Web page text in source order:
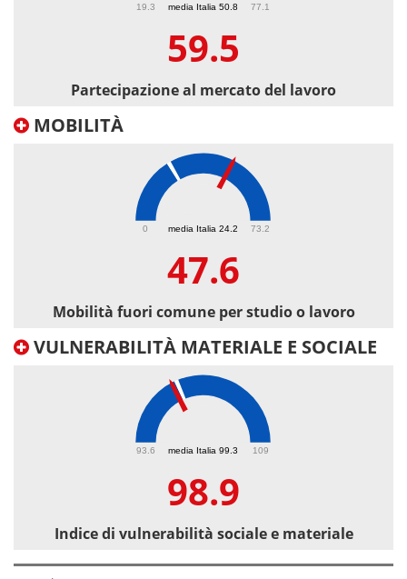
media Italia 50.8
19.3 77.1
59.5
Partecipazione al mercato del lavoro
MOBILITÀ
media Italia 24.2
0 73.2
47.6
Mobilità fuori comune per studio o lavoro
VULNERABILITÀ MATERIALE E SOCIALE
media Italia 99.3
93.6 109
98.9
Indice di vulnerabilità sociale e materiale